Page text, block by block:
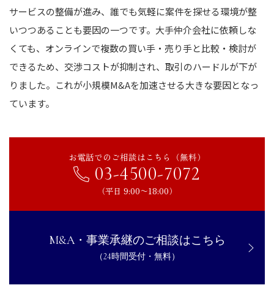
サービスの整備が進み、誰でも気軽に案件を探せる環境が整
いつつあることも要因の一つです。大手仲介会社に依頼しな
くても、オンラインで複数の買い手・売り手と比較・検討が
できるため、交渉コストが抑制され、取引のハードルが下が
りました。これが小規模M&Aを加速させる大きな要因となっ
ています。
お電話でのご相談はこちら（無料）
03-4500-7072
（平日 9:00〜18:00）
M&A・事業承継のご相談はこちら
（24時間受付・無料）